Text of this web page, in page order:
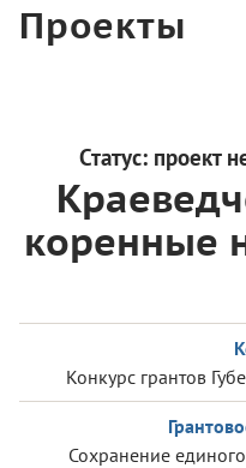
Проекты
Статус: проект
коренные
Конкурс грантов
Сохранение единого